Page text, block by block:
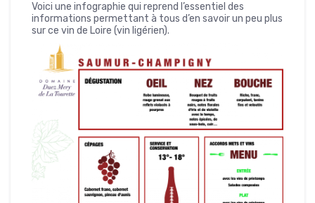
Voici une infographie qui reprend l’essentiel des
informations permettant à tous d’en savoir un peu plus
sur ce vin de Loire (vin ligérien).